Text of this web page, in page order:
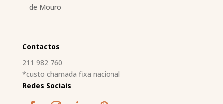
de Mouro
Contactos
211 982 760
*custo chamada fixa nacional
Redes Sociais